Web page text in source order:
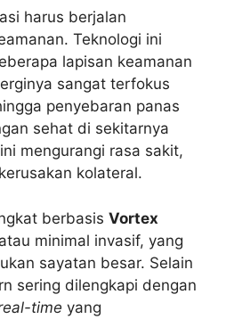
harus berjalan
Teknologi ini
lapisan keamanan
sangat terfokus
penyebaran panas
sehat di sekitarnya
mengurangi rasa sakit,
kolateral.
berbasis Vortex
minimal invasif, yang
sayatan besar. Selain
sering dilengkapi dengan
time yang